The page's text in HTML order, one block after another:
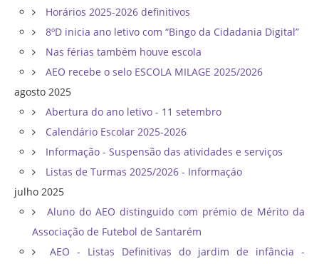
Horários 2025-2026 definitivos
8ºD inicia ano letivo com “Bingo da Cidadania Digital”
Nas férias também houve escola
AEO recebe o selo ESCOLA MILAGE 2025/2026
agosto 2025
Abertura do ano letivo - 11 setembro
Calendário Escolar 2025-2026
Informação - Suspensão das atividades e serviços
Listas de Turmas 2025/2026 - Informaçáo
julho 2025
Aluno do AEO distinguido com prémio de Mérito da
Associação de Futebol de Santarém
AEO - Listas Definitivas do jardim de infância -